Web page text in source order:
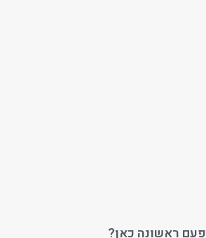
פעם ראשונה כאן?